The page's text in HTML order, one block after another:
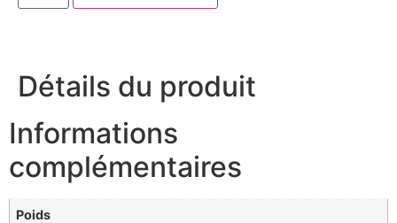
Détails du produit
Informations
complémentaires
Poids